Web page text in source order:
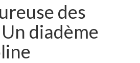
des
diadème